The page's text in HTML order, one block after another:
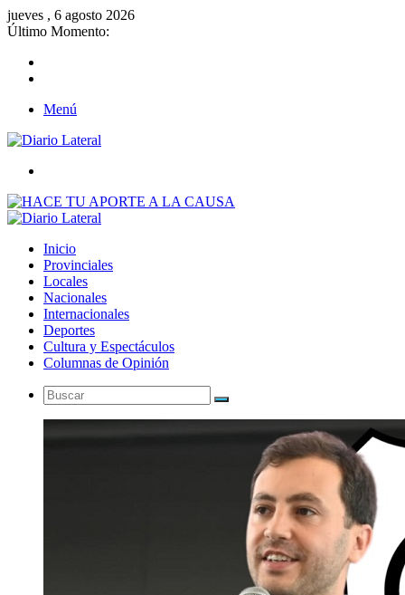
jueves , 6 agosto 2026
Último Momento:
Menú
Inicio
Provinciales
Locales
Nacionales
Internacionales
Deportes
Cultura y Espectáculos
Columnas de Opinión
Buscar